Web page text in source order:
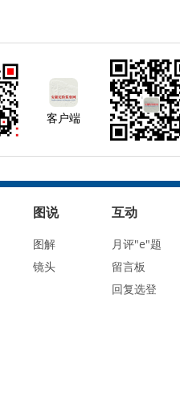
客户端
图说
图解
镜头
互动
月评"e"题
留言板
回复选登